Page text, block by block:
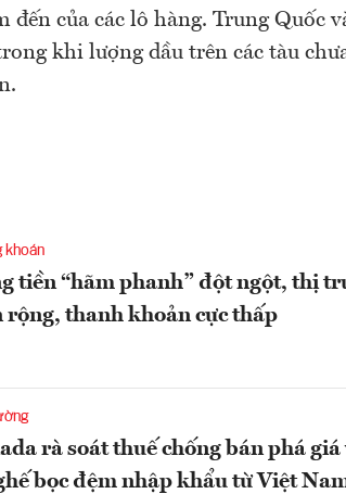
đến của các lô hàng. Trung Quốc
khi lượng dầu trên các tàu
khoán
tiền “hãm phanh” đột ngột, thị
rộng, thanh khoản cực thấp
rà soát thuế chống bán phá
bọc đệm nhập khẩu từ Việt